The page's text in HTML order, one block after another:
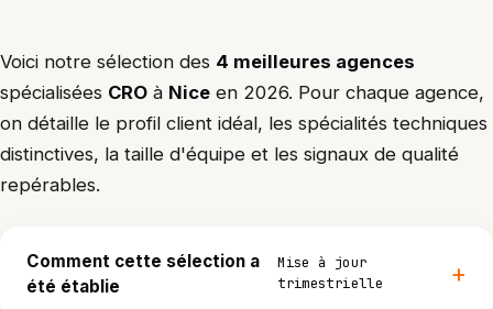
Voici notre sélection des 4 meilleures agences
spécialisées CRO à Nice en 2026. Pour chaque agence,
on détaille le profil client idéal, les spécialités techniques
distinctives, la taille d'équipe et les signaux de qualité
repérables.
Comment cette sélection a
été établie
Mise à jour
trimestrielle